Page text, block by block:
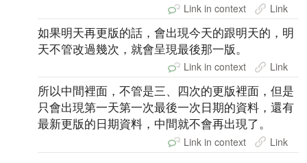
Link in context Link
如果明天再更版的話，會出現今天的跟明天的，明
天不管改過幾次，就會呈現最後那一版。
Link in context Link
所以中間裡面，不管是三、四次的更版裡面，但是
只會出現第一天第一次最後一次日期的資料，還有
最新更版的日期資料，中間就不會再出現了。
Link in context Link